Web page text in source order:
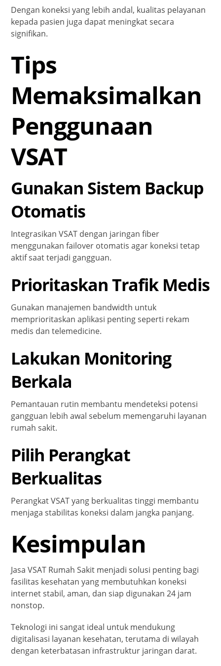
Dengan koneksi yang lebih andal, kualitas pelayanan
kepada pasien juga dapat meningkat secara
signifikan.
Tips
Memaksimalkan
Penggunaan
VSAT
Gunakan Sistem Backup
Otomatis
Integrasikan VSAT dengan jaringan fiber
menggunakan failover otomatis agar koneksi tetap
aktif saat terjadi gangguan.
Prioritaskan Trafik Medis
Gunakan manajemen bandwidth untuk
memprioritaskan aplikasi penting seperti rekam
medis dan telemedicine.
Lakukan Monitoring
Berkala
Pemantauan rutin membantu mendeteksi potensi
gangguan lebih awal sebelum memengaruhi layanan
rumah sakit.
Pilih Perangkat
Berkualitas
Perangkat VSAT yang berkualitas tinggi membantu
menjaga stabilitas koneksi dalam jangka panjang.
Kesimpulan
Jasa VSAT Rumah Sakit menjadi solusi penting bagi
fasilitas kesehatan yang membutuhkan koneksi
internet stabil, aman, dan siap digunakan 24 jam
nonstop.
Teknologi ini sangat ideal untuk mendukung
digitalisasi layanan kesehatan, terutama di wilayah
dengan keterbatasan infrastruktur jaringan darat.